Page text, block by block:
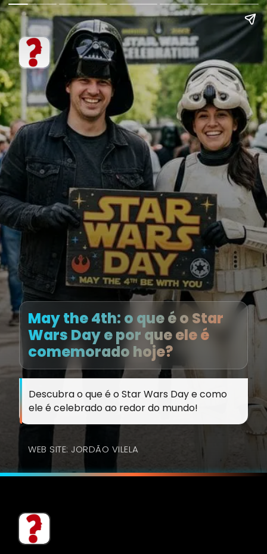
May the 4th: o que é o Star
Wars Day e por que ele é
comemorado hoje?
Descubra o que é o Star Wars Day e como
ele é celebrado ao redor do mundo!
WEB SITE: JORDÃO VILELA